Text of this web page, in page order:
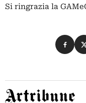
Si ringrazia la
Artribune